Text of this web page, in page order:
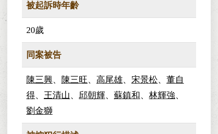
被起訴時年齡
20歲
同案被告
陳三興、 陳三旺、 高尾雄、 宋景松、 董自
得、 王清山 、 邱朝輝、 蘇鎮和 、 林輝強、
劉金獅